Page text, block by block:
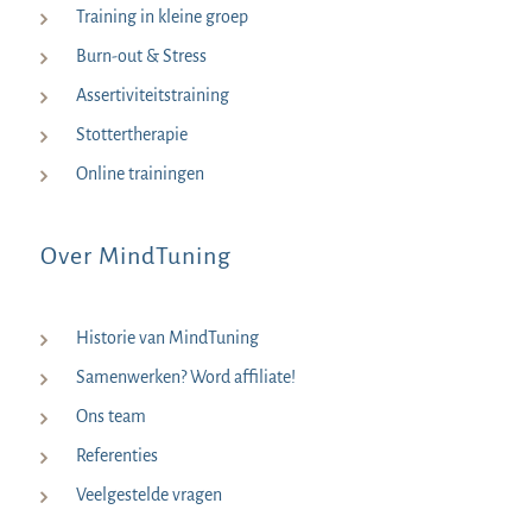
Training in kleine groep
Burn-out & Stress
Assertiviteitstraining
Stottertherapie
Online trainingen
Over MindTuning
Historie van MindTuning
Samenwerken? Word affiliate!
Ons team
Referenties
Veelgestelde vragen